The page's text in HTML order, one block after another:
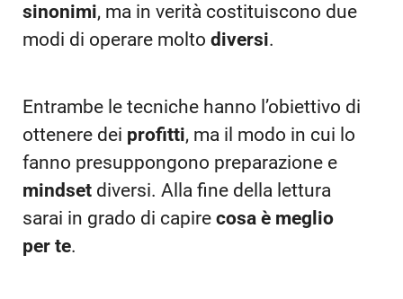
sinonimi, ma in verità costituiscono due
modi di operare molto diversi.
Entrambe le tecniche hanno l’obiettivo di
ottenere dei profitti, ma il modo in cui lo
fanno presuppongono preparazione e
mindset diversi. Alla fine della lettura
sarai in grado di capire cosa è meglio
per te.